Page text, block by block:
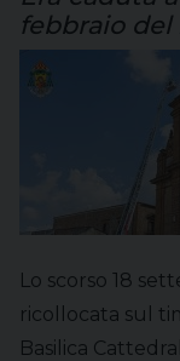
febbraio del
Lo scorso 18
ricollocata sul
Basilica